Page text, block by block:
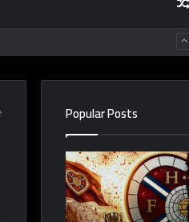
Popular Posts